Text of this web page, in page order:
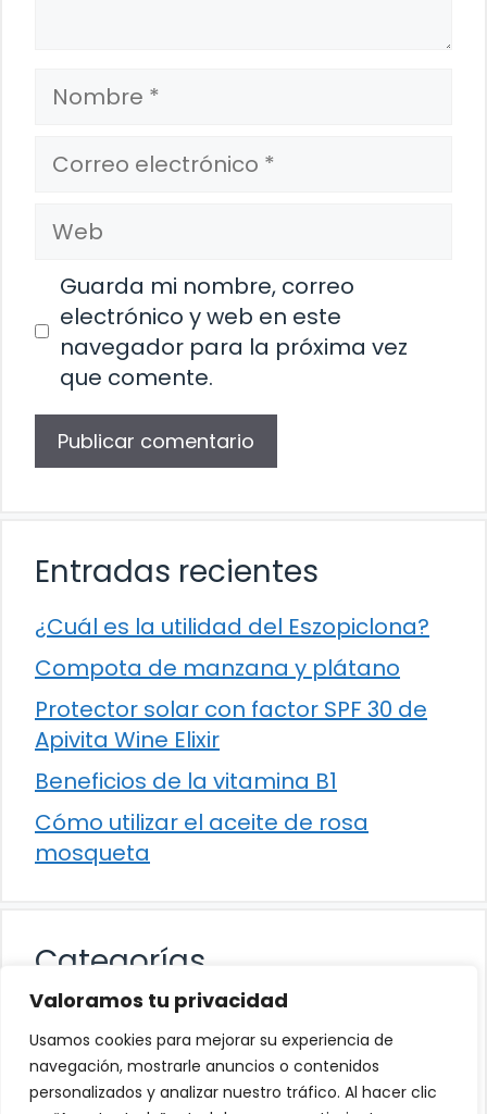
Valoramos tu privacidad
Usamos cookies para mejorar su experiencia de
navegación, mostrarle anuncios o contenidos
personalizados y analizar nuestro tráfico. Al hacer clic
Nombre
Correo
electrónico
Web
Guarda mi nombre, correo
electrónico y web en este
navegador para la próxima vez
que comente.
Entradas recientes
¿Cuál es la utilidad del Eszopiclona?
Compota de manzana y plátano
Protector solar con factor SPF 30 de
Apivita Wine Elixir
Beneficios de la vitamina B1
Cómo utilizar el aceite de rosa
mosqueta
Categorías
Alimentación
Destacados
Hogar